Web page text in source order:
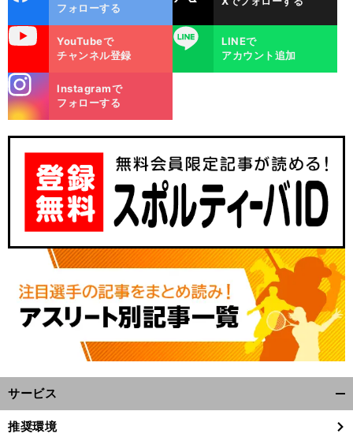
ok
フォローする
YouTubeで
チャンネル登録
LINE
LINEで
アカウント追加
m
Instagramで
フォローする
サービス
閉
推奨環境